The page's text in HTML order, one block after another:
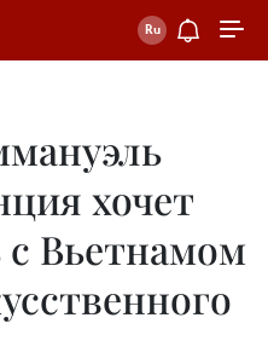
хочет
с Вьетнамом